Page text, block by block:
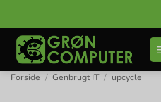
til
indhold
Forside / Genbrugt IT / upcycle